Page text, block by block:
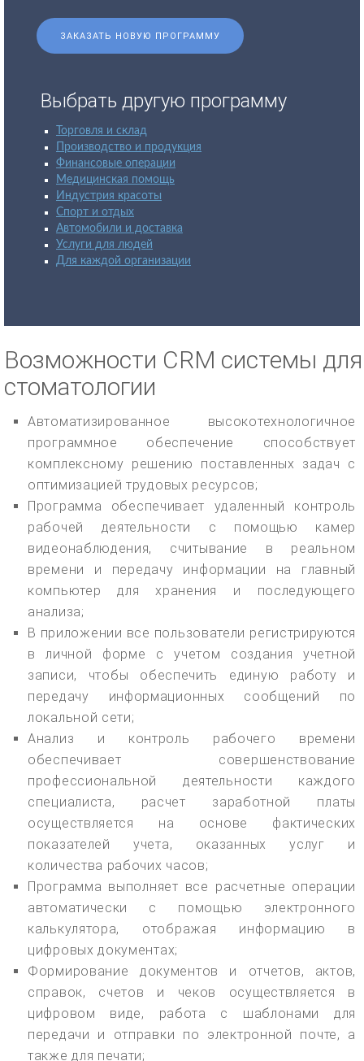
ЗАКАЗАТЬ НОВУЮ ПРОГРАММУ
Выбрать другую программу
Торговля и склад
Производство и продукция
Финансовые операции
Медицинская помощь
Индустрия красоты
Спорт и отдых
Автомобили и доставка
Услуги для людей
Для каждой организации
Возможности CRM системы для
стоматологии
Автоматизированное высокотехнологичное
программное обеспечение способствует
комплексному решению поставленных задач с
оптимизацией трудовых ресурсов;
Программа обеспечивает удаленный контроль
рабочей деятельности с помощью камер
видеонаблюдения, считывание в реальном
времени и передачу информации на главный
компьютер для хранения и последующего
анализа;
В приложении все пользователи регистрируются
в личной форме с учетом создания учетной
записи, чтобы обеспечить единую работу и
передачу информационных сообщений по
локальной сети;
Анализ и контроль рабочего времени
обеспечивает совершенствование
профессиональной деятельности каждого
специалиста, расчет заработной платы
осуществляется на основе фактических
показателей учета, оказанных услуг и
количества рабочих часов;
Программа выполняет все расчетные операции
автоматически с помощью электронного
калькулятора, отображая информацию в
цифровых документах;
Формирование документов и отчетов, актов,
справок, счетов и чеков осуществляется в
цифровом виде, работа с шаблонами для
передачи и отправки по электронной почте, а
также для печати;